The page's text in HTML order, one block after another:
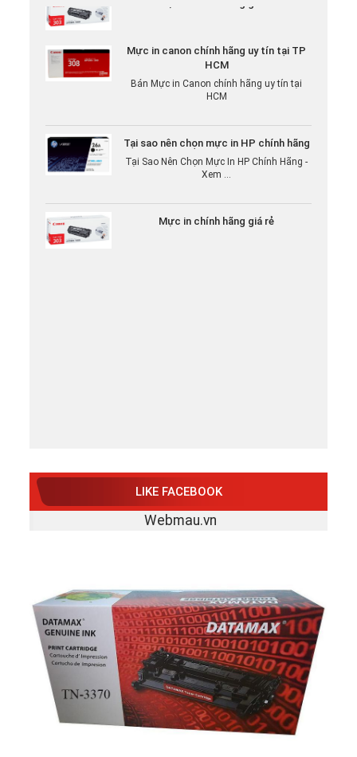
HCM
HCM
Tại Sao Nên Chọn Mực In HP Chính Hãng -
Xem ...
LIKE FACEBOOK
Webmau.vn